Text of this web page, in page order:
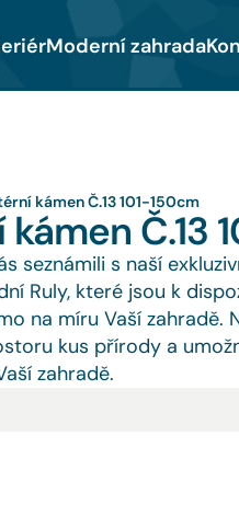
Moderní zahrada
kámen Č.13 101-150cm
Č.13
seznámili s naší
Ruly, které jsou k
na míru Vaší zahradě.
kus přírody a
zahradě.